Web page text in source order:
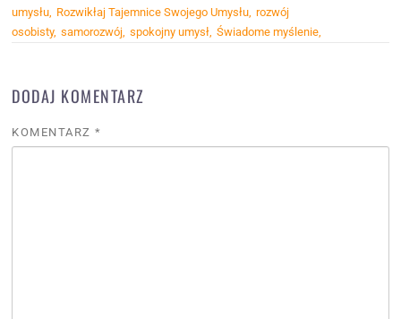
umysłu Rozwikłaj Tajemnice Swojego Umysłu rozwój
osobisty samorozwój spokojny umysł Świadome myślenie
DODAJ KOMENTARZ
KOMENTARZ*